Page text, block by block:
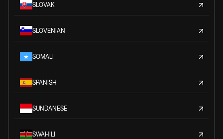
SLOVAK
SLOVENIAN
SOMALI
SPANISH
SUNDANESE
SWAHILI